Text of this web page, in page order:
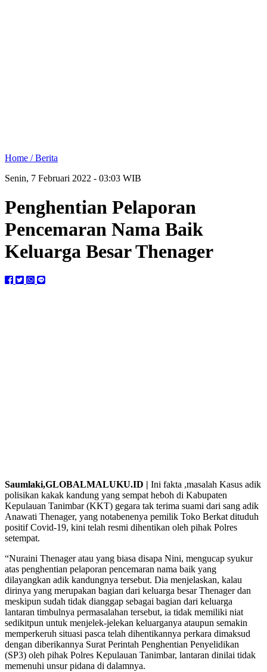
Home /Berita
Senin, 7 Februari 2022 - 03:03 WIB
Penghentian Pelaporan
Pencemaran Nama Baik
Keluarga Besar Thenager
Saumlaki,GLOBALMALUKU.ID | Ini fakta ,masalah Kasus adik
polisikan kakak kandung yang sempat heboh di Kabupaten
Kepulauan Tanimbar (KKT) gegara tak terima suami dari sang adik
Anawati Thenager, yang notabenenya pemilik Toko Berkat dituduh
positif Covid-19, kini telah resmi dihentikan oleh pihak Polres
setempat.
“Nuraini Thenager atau yang biasa disapa Nini, mengucap syukur
atas penghentian pelaporan pencemaran nama baik yang
dilayangkan adik kandungnya tersebut. Dia menjelaskan, kalau
dirinya yang merupakan bagian dari keluarga besar Thenager dan
meskipun sudah tidak dianggap sebagai bagian dari keluarga
lantaran timbulnya permasalahan tersebut, ia tidak memiliki niat
sedikitpun untuk menjelek-jelekan keluarganya ataupun semakin
memperkeruh situasi pasca telah dihentikannya perkara dimaksud
dengan diberikannya Surat Perintah Penghentian Penyelidikan
(SP3) oleh pihak Polres Kepulauan Tanimbar, lantaran dinilai tidak
memenuhi unsur pidana di dalamnya.